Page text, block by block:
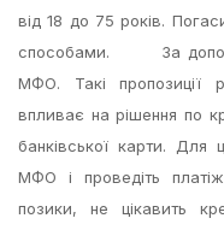
від 18 до 75 років.
способами. За
МФО. Такі пропозиції
впливає на рішення по
банківської карти. Для
МФО і проведіть
позики, не цікавить